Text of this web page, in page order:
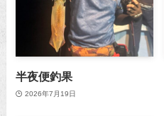
半夜便釣果
2026年7月19日